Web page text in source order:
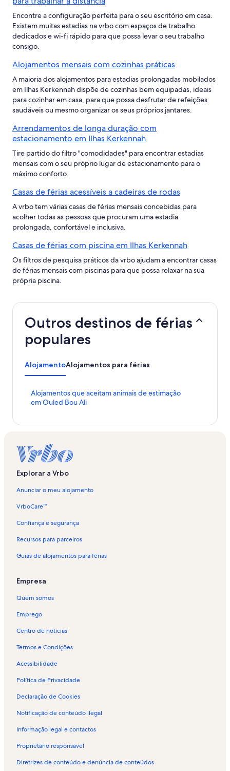
Encontre a configuração perfeita para o seu escritório em casa.
Existem muitas estadias na vrbo com espaços de trabalho
dedicados e wi-fi rápido para que possa levar o seu trabalho
consigo.
Alojamentos mensais com cozinhas práticas
A maioria dos alojamentos para estadias prolongadas mobilados
em Ilhas Kerkennah dispõe de cozinhas bem equipadas, ideais
para cozinhar em casa, para que possa desfrutar de refeições
saudáveis ou mesmo organizar os seus próprios jantares.
Arrendamentos de longa duração com
estacionamento em Ilhas Kerkennah
Tire partido do filtro "comodidades" para encontrar estadias
mensais com o seu próprio lugar de estacionamento para o
máximo conforto.
Casas de férias acessíveis a cadeiras de rodas
A vrbo tem várias casas de férias mensais concebidas para
acolher todas as pessoas que procuram uma estadia
prolongada, confortável e inclusiva.
Casas de férias com piscina em Ilhas Kerkennah
Os filtros de pesquisa práticos da vrbo ajudam a encontrar casas
de férias mensais com piscinas para que possa relaxar na sua
própria piscina.
Outros destinos de férias
populares
AlojamentoAlojamentos para férias
Alojamentos que aceitam animais de estimação
em Ouled Bou Ali
H
i
i
g
ç
o
p
d
ã
p
a
A
o
a
e
n
o
q
e
c
e
t
Explorar a Vrbo
Anunciar o meu alojamento
VrboCare™
Confiança e segurança
Recursos para parceiros
Guias de alojamentos para férias
Empresa
Quem somos
Emprego
Centro de notícias
Termos e Condições
Acessibilidade
Política de Privacidade
Declaração de Cookies
Notificação de conteúdo ilegal
Informação legal e contactos
Proprietário responsável
Diretrizes de conteúdo e denúncia de conteúdos